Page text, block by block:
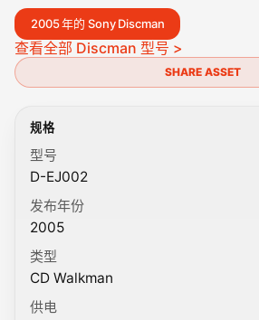
2005 年的 Sony Discman
查看全部 Discman 型号 >
SHARE ASSET
规格
型号
D-EJ002
发布年份
2005
类型
CD Walkman
供电